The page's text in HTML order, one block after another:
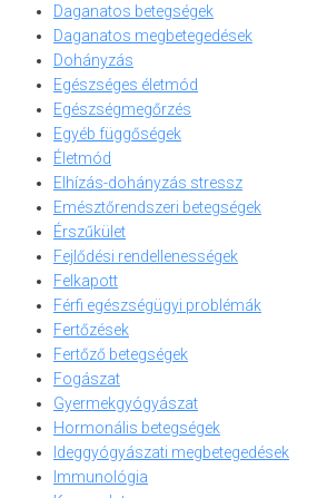
Daganatos betegségek
Daganatos megbetegedések
Dohányzás
Egészséges életmód
Egészségmegőrzés
Egyéb függőségek
Életmód
Elhízás-dohányzás stressz
Emésztőrendszeri betegségek
Érszűkület
Fejlődési rendellenességek
Felkapott
Férfi egészségügyi problémák
Fertőzések
Fertőző betegségek
Fogászat
Gyermekgyógyászat
Hormonális betegségek
Ideggyógyászati megbetegedések
Immunológia